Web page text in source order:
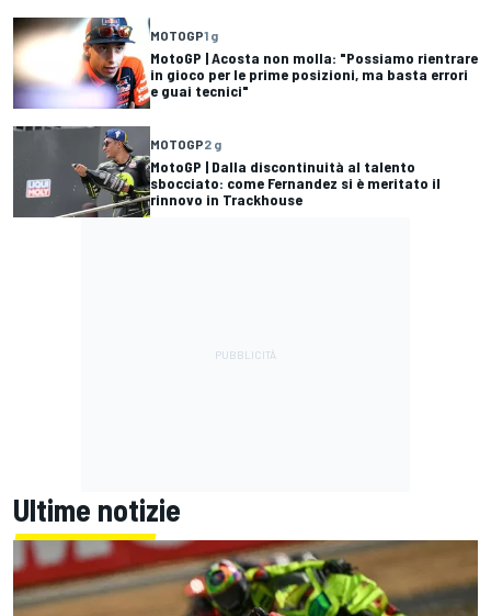
MOTOGP1 g
MotoGP | Acosta non molla: "Possiamo rientrare
in gioco per le prime posizioni, ma basta errori
e guai tecnici"
MOTOGP2 g
MotoGP | Dalla discontinuità al talento
sbocciato: come Fernandez si è meritato il
rinnovo in Trackhouse
Ultime notizie